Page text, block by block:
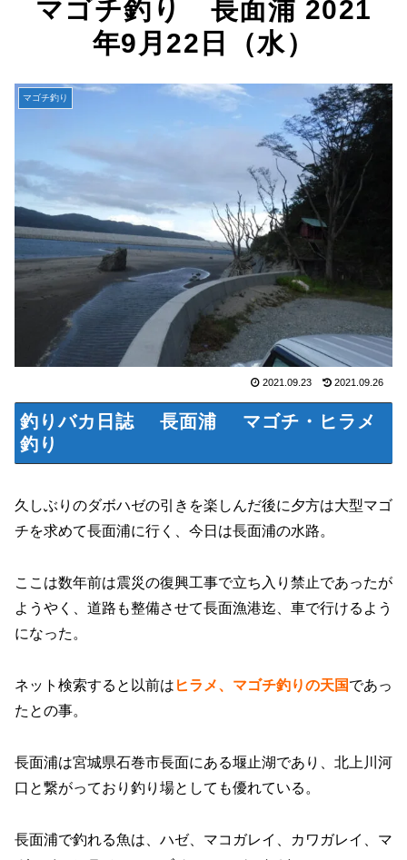
マゴチ釣り 長面浦 2021
年9月22日（水）
マゴチ釣り
2021.09.23 2021.09.26
釣りバカ日誌 長面浦 マゴチ・ヒラメ
釣り
久しぶりのダボハゼの引きを楽しんだ後に夕方は大型マゴ
チを求めて長面浦に行く、今日は長面浦の水路。
ここは数年前は震災の復興工事で立ち入り禁止であったが
ようやく、道路も整備させて長面漁港迄、車で行けるよう
になった。
ネット検索すると以前は ヒラメ、マゴチ釣りの天国であっ
たとの事。
長面浦は宮城県石巻市長面にある堰止湖であり、北上川河
口と繋がっており釣り場としても優れている。
長面浦で釣れる魚は、ハゼ、マコガレイ、カワガレイ、マ